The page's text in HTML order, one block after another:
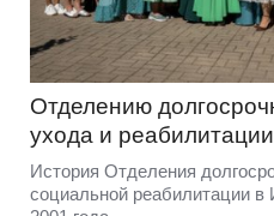
Отделению
ухода и
История Отделения
социальной реабилитации в